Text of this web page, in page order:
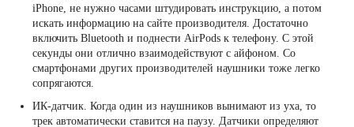
iPhone, не нужно часами штудировать инструкцию, а потом
искать информацию на сайте производителя. Достаточно
включить Bluetooth и поднести AirPods к телефону. С этой
секунды они отлично взаимодействуют с айфоном. Со
смартфонами других производителей наушники тоже легко
сопрягаются.
ИК-датчик. Когда один из наушников вынимают из уха, то
трек автоматически ставится на паузу. Датчики определяют